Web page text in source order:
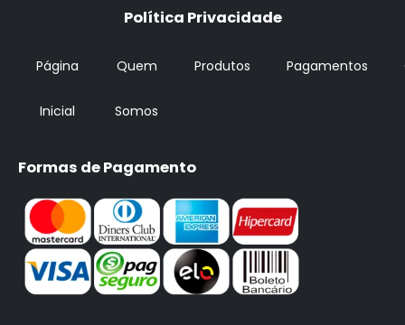
Política Privacidade
Página
Inicial
Quem
Somos
Produtos Pagamentos
Formas de Pagamento